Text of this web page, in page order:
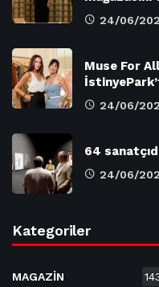
24/06/
Muse For
24/06/
64
24/06/
Kategoriler
MAGAZİN